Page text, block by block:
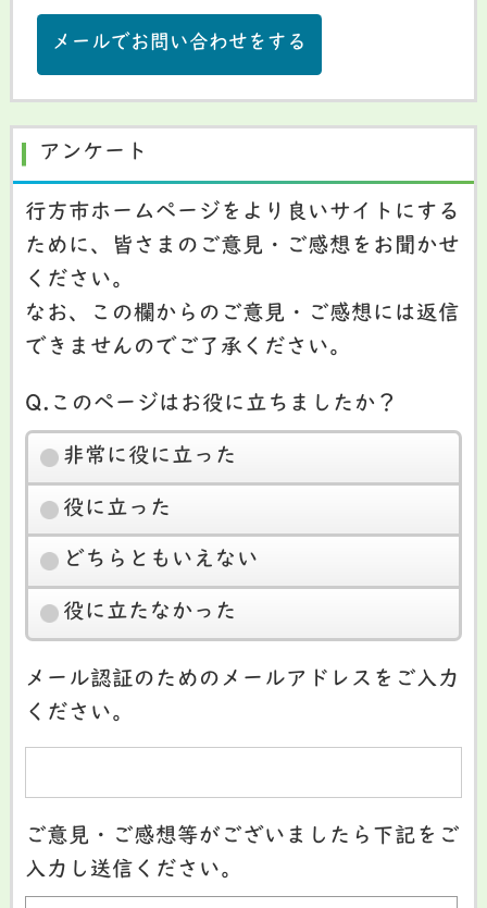
メールでお問い合わせをする
アンケート
行方市ホームページをより良いサイトにする
ために、皆さまのご意見・ご感想をお聞かせ
ください。
なお、この欄からのご意見・ご感想には返信
できませんのでご了承ください。
Q.このページはお役に立ちましたか？
非常に役に立った
役に立った
どちらともいえない
役に立たなかった
メール認証のためのメールアドレスをご入力
ください。
ご意見・ご感想等がございましたら下記をご
入力し送信ください。